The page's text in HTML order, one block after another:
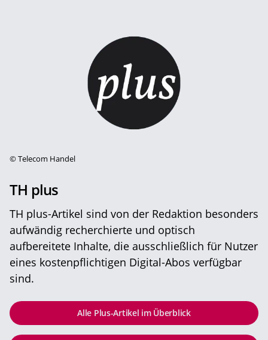
©Telecom Handel
TH plus
TH plus-Artikel sind von der Redaktion besonders
aufwändig recherchierte und optisch
aufbereitete Inhalte, die ausschließlich für Nutzer
eines kostenpflichtigen Digital-Abos verfügbar
sind.
Alle Plus-Artikel im Überblick